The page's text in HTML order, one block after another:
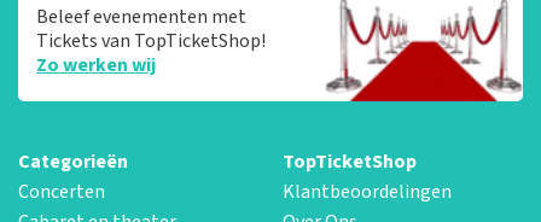
Beleef evenementen met
Tickets van TopTicketShop!
Zo werken wij
Categorieën
Concerten
TopTicketShop
Klantbeoordelingen